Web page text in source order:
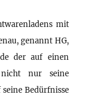
mit
genannt HG,
der auf einen
nicht nur seine
Bedürfnisse